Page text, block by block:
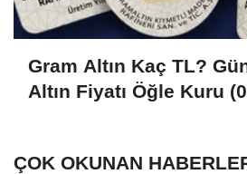
Gram Altın Kaç TL?
Altın Fiyatı Öğle Kuru
ÇOK OKUNAN